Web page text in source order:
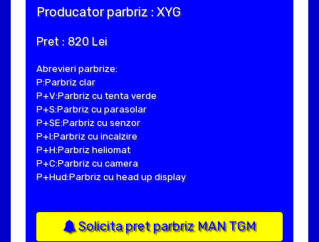
Producator parbriz : XYG
Pret : 820 Lei
Abrevieri parbrize:
P:Parbriz clar
P+V:Parbriz cu tenta verde
P+S:Parbriz cu parasolar
P+SE:Parbriz cu senzor
P+I:Parbriz cu incalzire
P+H:Parbriz heliomat
P+C:Parbriz cu camera
P+Hud:Parbriz cu head up display
Solicita pret parbriz MAN TGM